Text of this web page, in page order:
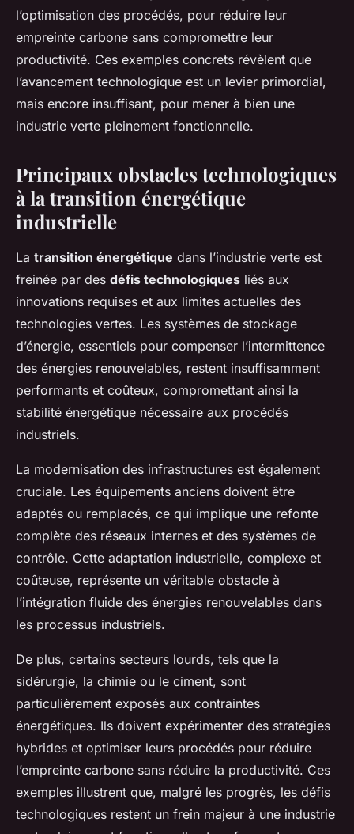
l’optimisation des procédés, pour réduire leur
empreinte carbone sans compromettre leur
productivité. Ces exemples concrets révèlent que
l’avancement technologique est un levier primordial,
mais encore insuffisant, pour mener à bien une
industrie verte pleinement fonctionnelle.
Principaux obstacles technologiques
à la transition énergétique
industrielle
La transition énergétique dans l’industrie verte est
freinée par des défis technologiques liés aux
innovations requises et aux limites actuelles des
technologies vertes. Les systèmes de stockage
d’énergie, essentiels pour compenser l’intermittence
des énergies renouvelables, restent insuffisamment
performants et coûteux, compromettant ainsi la
stabilité énergétique nécessaire aux procédés
industriels.
La modernisation des infrastructures est également
cruciale. Les équipements anciens doivent être
adaptés ou remplacés, ce qui implique une refonte
complète des réseaux internes et des systèmes de
contrôle. Cette adaptation industrielle, complexe et
coûteuse, représente un véritable obstacle à
l’intégration fluide des énergies renouvelables dans
les processus industriels.
De plus, certains secteurs lourds, tels que la
sidérurgie, la chimie ou le ciment, sont
particulièrement exposés aux contraintes
énergétiques. Ils doivent expérimenter des stratégies
hybrides et optimiser leurs procédés pour réduire
l’empreinte carbone sans réduire la productivité. Ces
exemples illustrent que, malgré les progrès, les défis
technologiques restent un frein majeur à une industrie